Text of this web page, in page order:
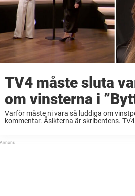
TV4 måste sluta
om vinsterna i
Varför måste ni vara så luddiga om
kommentar. Åsikterna är skribentens.